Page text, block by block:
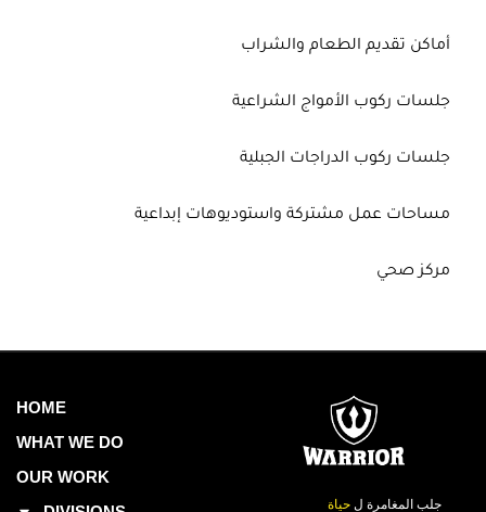
أماكن تقديم الطعام والشراب
جلسات ركوب الأمواج الشراعية
جلسات ركوب الدراجات الجبلية
مساحات عمل مشتركة واستوديوهات إبداعية
مركز صحي
جلب المغامرة لحياة
HOME
WHAT WE DO
OUR WORK